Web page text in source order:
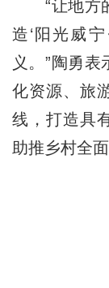
“让地方的
造‘阳光威
义。”陶勇
化资源、旅
线，打造具
助推乡村全